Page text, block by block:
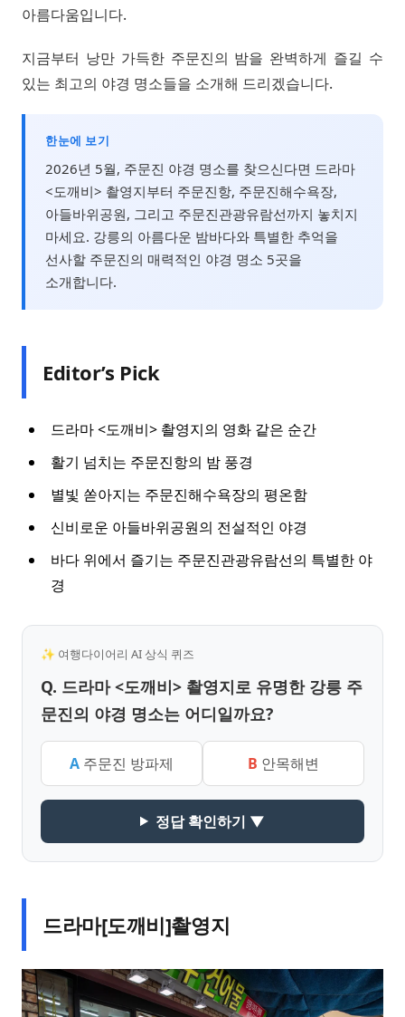
아름다움입니다.
지금부터 낭만 가득한 주문진의 밤을 완벽하게 즐길 수
있는 최고의 야경 명소들을 소개해 드리겠습니다.
한눈에 보기
2026년 5월, 주문진 야경 명소를 찾으신다면 드라마
<도깨비> 촬영지부터 주문진항, 주문진해수욕장,
아들바위공원, 그리고 주문진관광유람선까지 놓치지
마세요. 강릉의 아름다운 밤바다와 특별한 추억을
선사할 주문진의 매력적인 야경 명소 5곳을
소개합니다.
Editor’s Pick
드라마 <도깨비> 촬영지의 영화 같은 순간
활기 넘치는 주문진항의 밤 풍경
별빛 쏟아지는 주문진해수욕장의 평온함
신비로운 아들바위공원의 전설적인 야경
바다 위에서 즐기는 주문진관광유람선의 특별한 야
경
✨ 여행다이어리 AI 상식 퀴즈
Q. 드라마 <도깨비> 촬영지로 유명한 강릉 주
문진의 야경 명소는 어디일까요?
A 주문진 방파제 B 안목해변
정답 확인하기 ▼
드라마[도깨비]촬영지